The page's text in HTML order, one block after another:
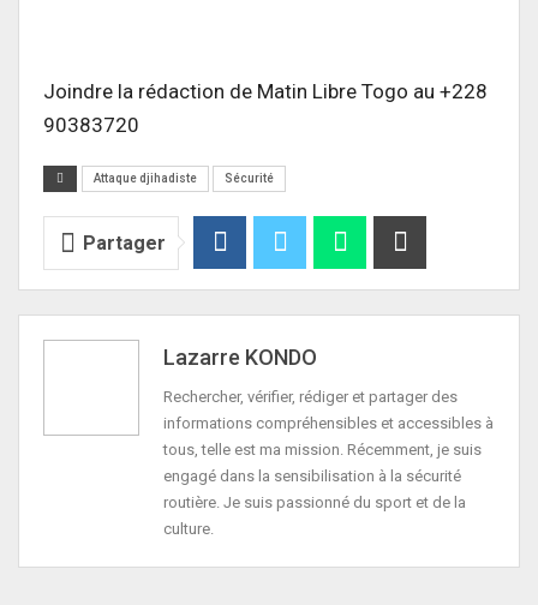
Joindre la rédaction de Matin Libre Togo au +228
90383720
Attaque djihadiste Sécurité
Partager
Lazarre KONDO
Rechercher, vérifier, rédiger et partager des
informations compréhensibles et accessibles à
tous, telle est ma mission. Récemment, je suis
engagé dans la sensibilisation à la sécurité
routière. Je suis passionné du sport et de la
culture.